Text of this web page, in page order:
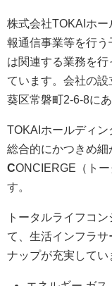
株式会社TOKAIホ
報通信事業等を行う
は関連する業務を
ています。会社の
葵区常磐町2-6-8にあ
TOKAIホールディ
総合的にかつきめ細
CONCIERGE（ト
す。
トータルライフコ
て、生活インフラ
ナップが充実してい